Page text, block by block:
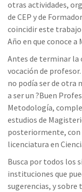
otras actividades,
de CEP y de
coincidir este
Año en que conoce a
Antes de terminar la
vocación de
no podía ser de otra
a ser un ?Buen
Metodología,
estudios de
posteriormente, con
licenciatura en
Busca por todos los
instituciones que
sugerencias, y sobre